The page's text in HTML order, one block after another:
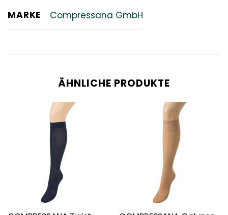
MARKE Compressana GmbH
ÄHNLICHE PRODUKTE